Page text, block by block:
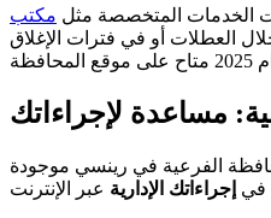
الخدمات المتخصصة مثل مكتب
العطلات أو في فترات الإغلاق
مساعدة لإجراءاتك
الفرعية في رينسي موجودة
في إجراءاتك الإدارية